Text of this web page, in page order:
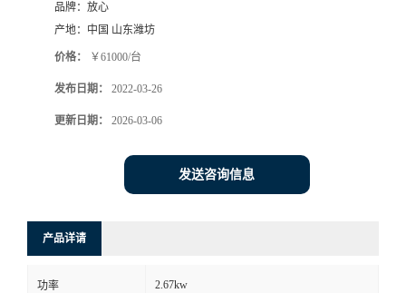
品牌： 放心
产地： 中国 山东潍坊
价格： ￥61000/台
发布日期： 2022-03-26
更新日期： 2026-03-06
发送咨询信息
产品详请
功率 2.67kw